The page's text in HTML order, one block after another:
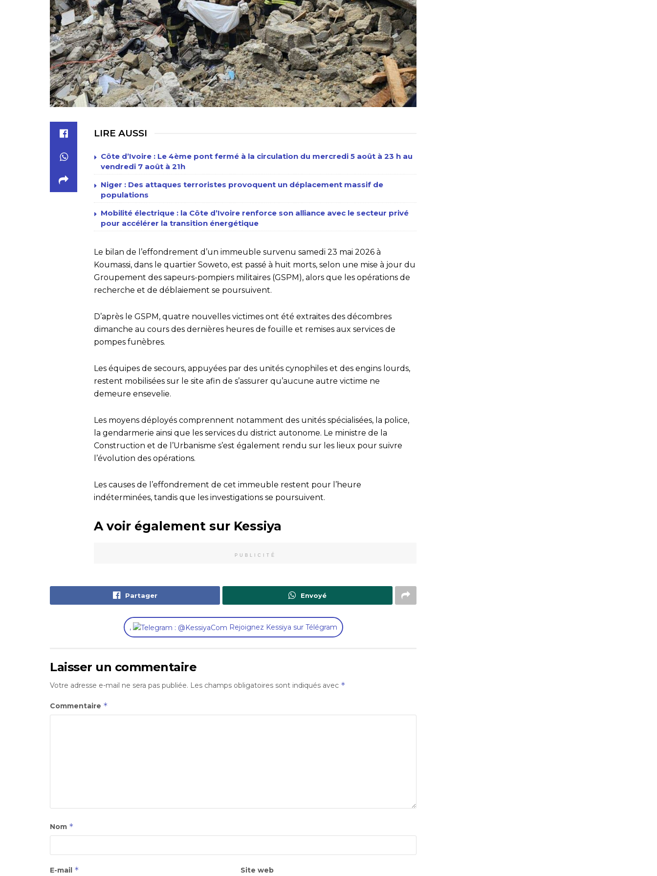
LIRE AUSSI
Côte d’Ivoire : Le 4ème pont fermé à la circulation du mercredi 5 août à 23 h au
vendredi 7 août à 21h
Niger : Des attaques terroristes provoquent un déplacement massif de
populations
Mobilité électrique : la Côte d’Ivoire renforce son alliance avec le secteur privé
pour accélérer la transition énergétique
Le bilan de l’effondrement d’un immeuble survenu samedi 23 mai 2026 à
Koumassi, dans le quartier Soweto, est passé à huit morts, selon une mise à jour du
Groupement des sapeurs-pompiers militaires (GSPM), alors que les opérations de
recherche et de déblaiement se poursuivent.
D’après le GSPM, quatre nouvelles victimes ont été extraites des décombres
dimanche au cours des dernières heures de fouille et remises aux services de
pompes funèbres.
Les équipes de secours, appuyées par des unités cynophiles et des engins lourds,
restent mobilisées sur le site afin de s’assurer qu’aucune autre victime ne
demeure ensevelie.
Les moyens déployés comprennent notamment des unités spécialisées, la police,
la gendarmerie ainsi que les services du district autonome. Le ministre de la
Construction et de l’Urbanisme s’est également rendu sur les lieux pour suivre
l’évolution des opérations.
Les causes de l’effondrement de cet immeuble restent pour l’heure
indéterminées, tandis que les investigations se poursuivent.
A voir également sur Kessiya
PUBLICITÉ
Partager Envoyé
, Rejoignez Kessiya sur Télégram
Laisser un commentaire
Votre adresse e-mail ne sera pas publiée. Les champs obligatoires sont indiqués avec *
Commentaire *
Nom *
E-mail * Site web